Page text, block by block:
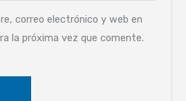
correo electrónico y web en
la próxima vez que comente.